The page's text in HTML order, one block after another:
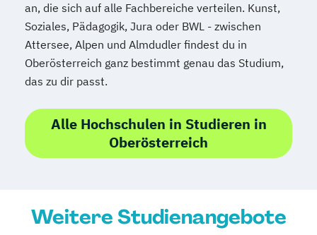
an, die sich auf alle Fachbereiche verteilen. Kunst,
Soziales, Pädagogik, Jura oder BWL - zwischen
Attersee, Alpen und Almdudler findest du in
Oberösterreich ganz bestimmt genau das Studium,
das zu dir passt.
Alle Hochschulen in Studieren in
Oberösterreich
Weitere Studienangebote